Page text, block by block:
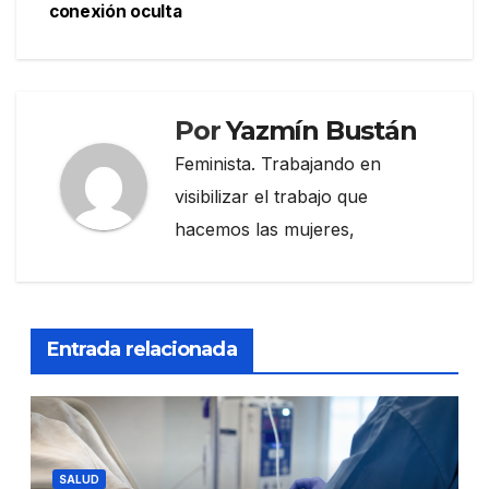
conexión oculta
PorYazmín Bustán
Feminista. Trabajando en
visibilizar el trabajo que
hacemos las mujeres,
Entrada relacionada
SALUD